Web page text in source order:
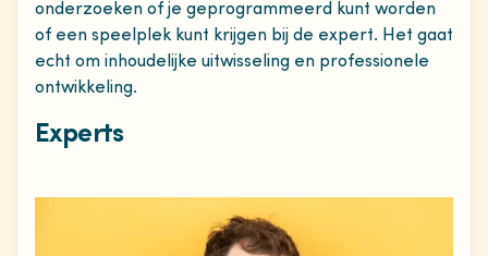
onderzoeken of je geprogrammeerd kunt worden
of een speelplek kunt krijgen bij de expert. Het gaat
echt om inhoudelijke uitwisseling en professionele
ontwikkeling.
Experts